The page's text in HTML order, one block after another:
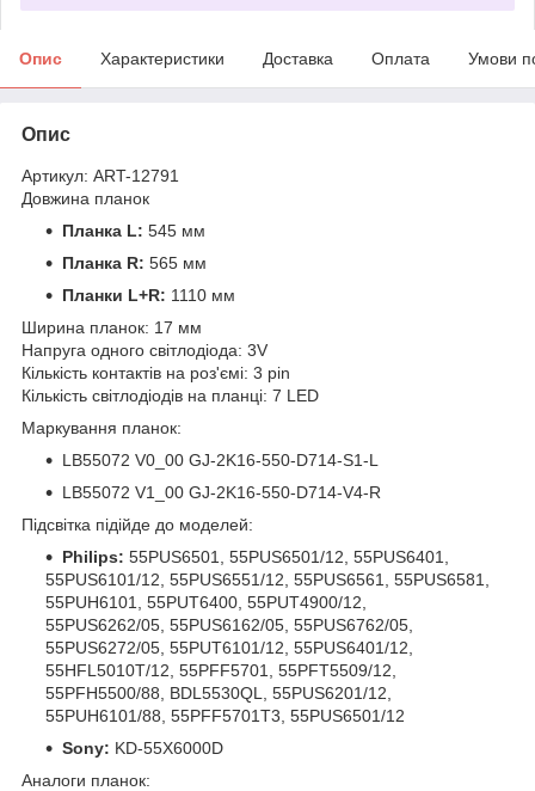
Опис Характеристики Доставка Оплата Умови
Опис
Артикул: ART-12791
Довжина планок
Планка L: 545 мм
Планка R: 565 мм
Планки L+R: 1110 мм
Ширина планок: 17 мм
Напруга одного світлодіода: 3V
Кількість контактів на роз'ємі: 3 pin
Кількість світлодіодів на планці: 7 LED
Маркування планок:
LB55072 V0_00 GJ-2K16-550-D714-S1-L
LB55072 V1_00 GJ-2K16-550-D714-V4-R
Підсвітка підійде до моделей:
Philips: 55PUS6501, 55PUS6501/12, 55PUS6401,
55PUS6101/12, 55PUS6551/12, 55PUS6561, 55PUS6581,
55PUH6101, 55PUT6400, 55PUT4900/12,
55PUS6262/05, 55PUS6162/05, 55PUS6762/05,
55PUS6272/05, 55PUT6101/12, 55PUS6401/12,
55HFL5010T/12, 55PFF5701, 55PFT5509/12,
55PFH5500/88, BDL5530QL, 55PUS6201/12,
55PUH6101/88, 55PFF5701T3, 55PUS6501/12
Sony: KD-55X6000D
Аналоги планок: